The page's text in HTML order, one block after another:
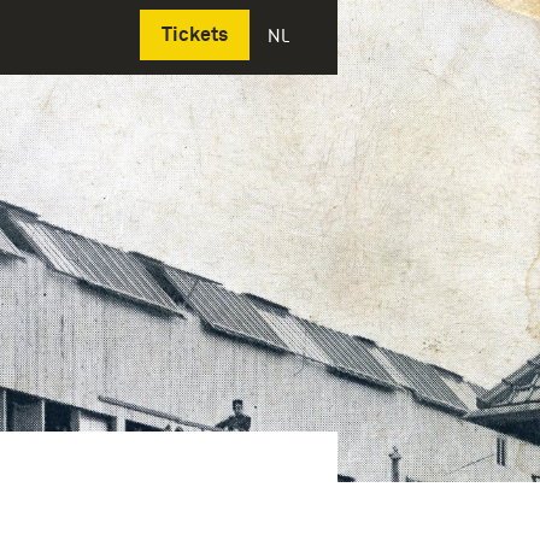
Tickets NL
Deutsch